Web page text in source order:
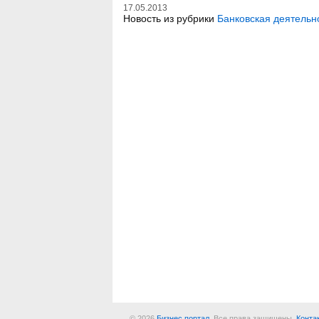
17.05.2013
Новость из рубрики Банковская